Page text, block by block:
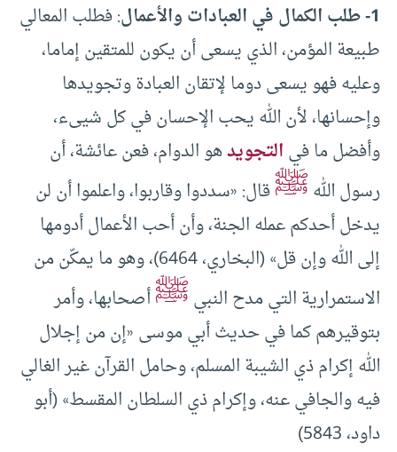
1- طلب الكمال في العبادات والأعمال
: فطلب المعالي
طبيعة المؤمن، الذي يسعى أن يكون للمتقين إماما،
وعليه فهو يسعى دوما لإتقان العبادة وتجويدها
وإحسانها، لأن الله يحب الإحسان في كل شيىء،
وأفضل ما فيالتجويدهو الدوام، فعن عائشة، أن
رسول اللهﷺقال: «سددوا وقاربوا، واعلموا أن لن
يدخل أحدكم عمله الجنة، وأن أحب الأعمال ‌أدومها
إلى الله وإن قل» (البخاري، 6464)، وهو ما يمكّن من
الاستمرارية التي مدح النبيﷺأصحابها، وأمر
بتوقيرهم كما في حديث أبي موسى «إن من إجلال
الله إكرام ذي ‌الشيبة المسلم، وحامل القرآن غير الغالي
فيه والجافي عنه، وإكرام ذي السلطان المقسط» (أبو
داود، 5843)